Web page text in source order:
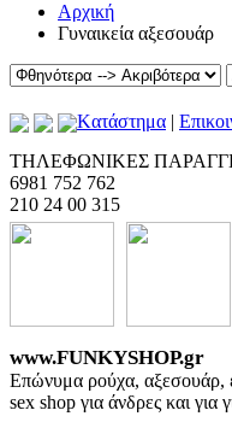
Αρχική
Γυναικεία αξεσουάρ
Kατάστημα |
ΤΗΛΕΦΩΝΙΚΕΣ
6981 752 762
210 24 00 315
www.FUNKYSHOP.gr
Επώνυμα ρούχα, αξεσουάρ,
sex shop για άνδρες και για